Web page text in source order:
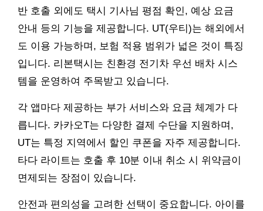
반 호출 외에도 택시 기사님 평점 확인, 예상 요금
안내 등의 기능을 제공합니다. UT(우티)는 해외에서
도 이용 가능하며, 보험 적용 범위가 넓은 것이 특징
입니다. 리본택시는 친환경 전기차 우선 배차 시스
템을 운영하여 주목받고 있습니다.
각 앱마다 제공하는 부가 서비스와 요금 체계가 다
릅니다. 카카오T는 다양한 결제 수단을 지원하며,
UT는 특정 지역에서 할인 쿠폰을 자주 제공합니다.
타다 라이트는 호출 후 10분 이내 취소 시 위약금이
면제되는 장점이 있습니다.
안전과 편의성을 고려한 선택이 중요합니다. 아이를